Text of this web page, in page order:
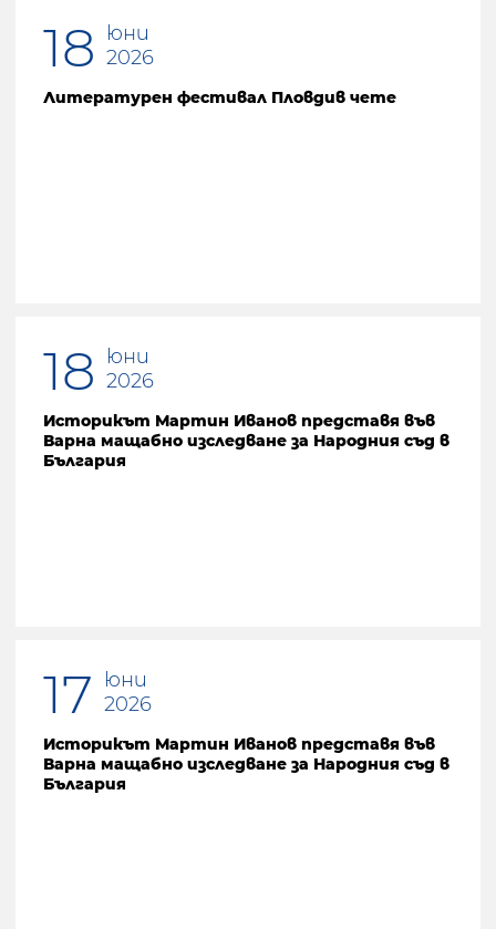
18
юни
2026
Литературен фестивал Пловдив чете
18
юни
2026
Историкът Мартин Иванов представя във
Варна мащабно изследване за Народния съд в
България
17
юни
2026
Историкът Мартин Иванов представя във
Варна мащабно изследване за Народния съд в
България